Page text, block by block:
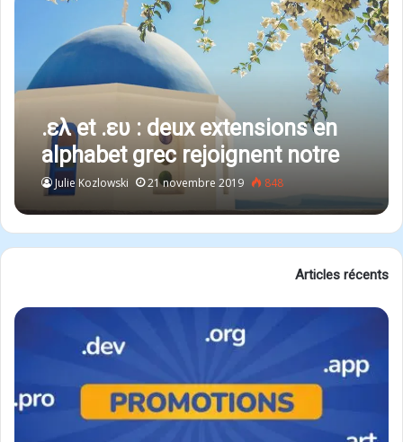
.ελ et .ευ : deux extensions en
alphabet grec rejoignent notre
catalogue de produits !
Julie Kozlowski 21 novembre 2019 848
Articles récents